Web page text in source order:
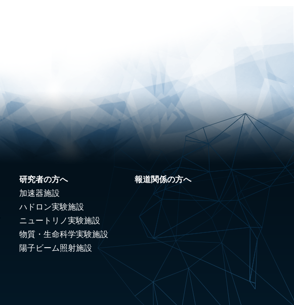
研究者の方へ
加速器施設
ハドロン実験施設
ニュートリノ実験施設
物質・生命科学実験施設
陽子ビーム照射施設
報道関係の方へ